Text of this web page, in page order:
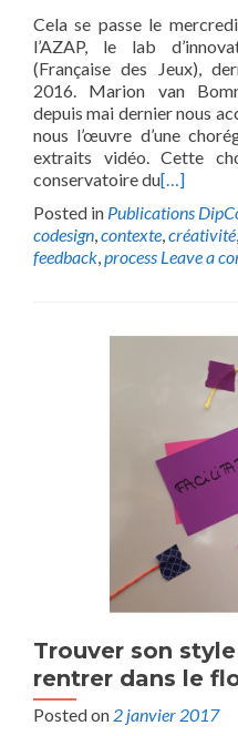
Cela se passe le
l’AZAP, le lab
(Française des Jeux),
2016. Marion van
depuis mai dernier nous
nous l’œuvre d’une
extraits vidéo. Cette
conservatoire du[…]
Posted in Publications
codesign,contexte,créativité,
feedback,process Leave a
Trouver son
rentrer dans le
Posted on 2 janvier 2017